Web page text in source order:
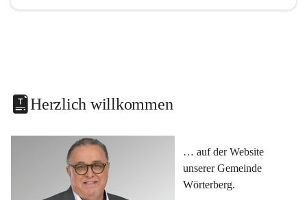
Herzlich willkommen
… auf der Website
unserer Gemeinde
Wörterberg.